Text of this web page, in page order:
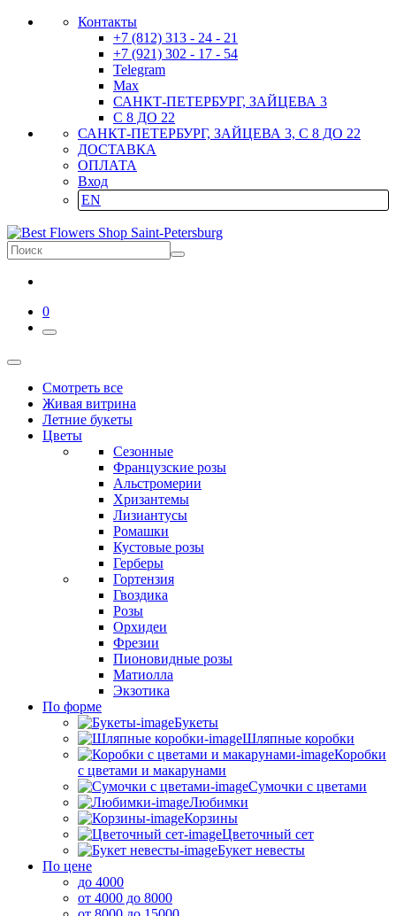
Контакты
+7 (812) 313 - 24 - 21
+7 (921) 302 - 17 - 54
Telegram
Max
САНКТ-ПЕТЕРБУРГ, ЗАЙЦЕВА 3
С 8 ДО 22
САНКТ-ПЕТЕРБУРГ, ЗАЙЦЕВА 3, С 8 ДО 22
ДОСТАВКА
ОПЛАТА
Вход
EN
0
Смотреть все
Живая витрина
Летние букеты
Цветы
Сезонные
Французские розы
Альстромерии
Хризантемы
Лизиантусы
Ромашки
Кустовые розы
Герберы
Гортензия
Гвоздика
Розы
Орхидеи
Фрезии
Пионовидные розы
Матиолла
Экзотика
По форме
Букеты
Шляпные коробки
Коробки
с цветами и макарунами
Сумочки с цветами
Любимки
Корзины
Цветочный сет
Букет невесты
По цене
до 4000
от 4000 до 8000